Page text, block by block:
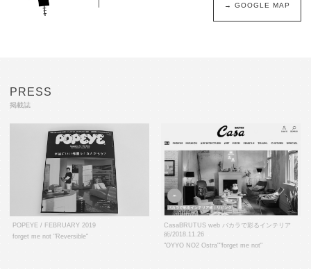
→ GOOGLE MAP
PRESS
掲載誌
POPEYE / FEBRUARY 2019
forget me not "Reversible"
CasaBRUTUS web バカラで彩るインテリア
術/2018.11.26
"OYYO NO2 Ostra""forget me not"